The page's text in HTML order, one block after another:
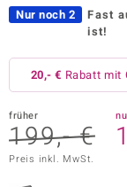
Paraíso
Nur noch 2 Fast
ist!
20,- € Rabatt mit
früher
199,- €
Preis inkl. MwSt.